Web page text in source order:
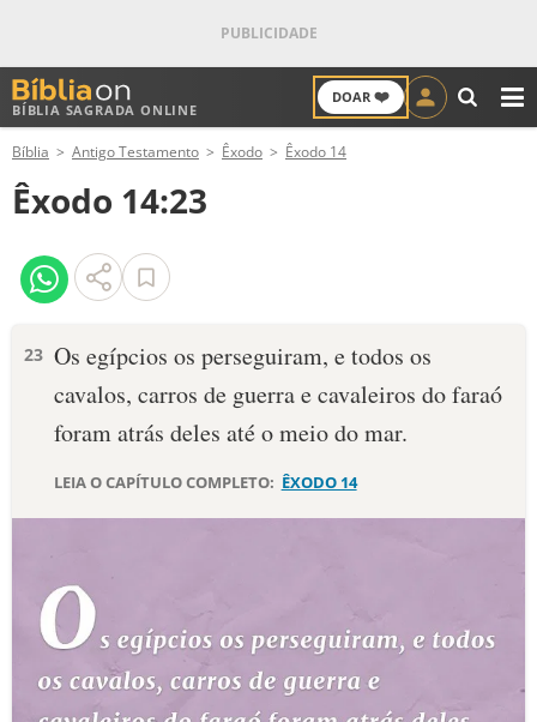
BÍBLIA SAGRADA ONLINE
DOAR ❤️
ANTIGO TESTAMENTO
NOVO TESTAMENTO
VERSÍCULOS
PALAVRA DO DIA
DEVOCIONAL DIÁRIO
10 MANDAMENTOS
ESTUDOS BÍBLICOS
Bíblia Antigo Testamento Êxodo Êxodo 14
Êxodo 14:23
23 Os egípcios os perseguiram, e todos os
cavalos, carros de guerra e cavaleiros do faraó
foram atrás deles até o meio do mar.
LEIA O CAPÍTULO COMPLETO: ÊXODO 14